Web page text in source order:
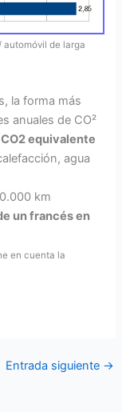
automóvil de larga
la forma más
anuales de CO²
equivalente
agua
km
un francés en
en cuenta la
Entrada siguiente →